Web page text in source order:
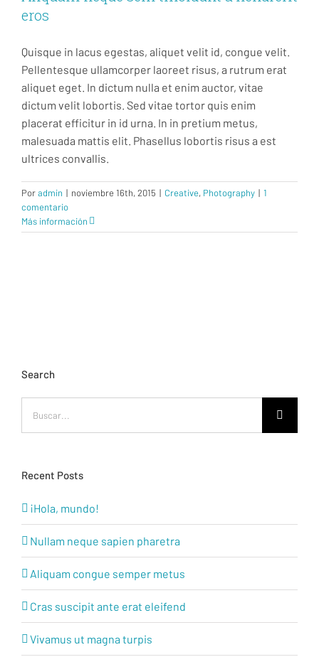
eros
Quisque in lacus egestas, aliquet velit id, congue velit.
Pellentesque ullamcorper laoreet risus, a rutrum erat
aliquet eget. In dictum nulla et enim auctor, vitae
dictum velit lobortis. Sed vitae tortor quis enim
placerat efficitur in id urna. In in pretium metus,
malesuada mattis elit. Phasellus lobortis risus a est
ultrices convallis.
Poradmin | noviembre 16th, 2015 | Creative, Photography | 1
comentario
Más información
Search
Recent Posts
¡Hola, mundo!
Nullam neque sapien pharetra
Aliquam congue semper metus
Cras suscipit ante erat eleifend
Vivamus ut magna turpis